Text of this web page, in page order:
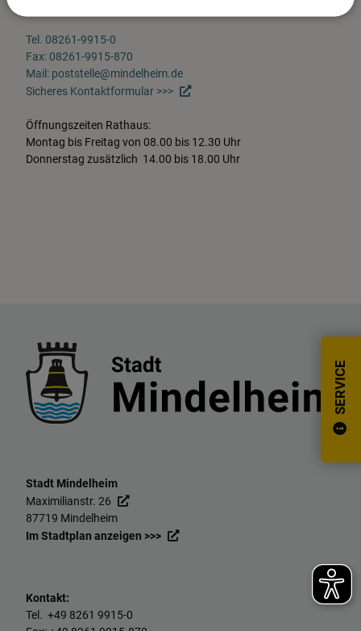
SERVICE
Tel. 08261-9915-0
Fax: 08261-9915-870
Mail: poststelle@mindelheim.de
Sicheres Kontaktformular >>>
Öffnungszeiten Rathaus:
Montag bis Freitag von 08.00 bis 12.30 Uhr
Donnerstag zusätzlich 14.00 bis 18.00 Uhr
Stadt Mindelheim
Maximilianstr. 26
87719 Mindelheim
Im Stadtplan anzeigen >>>
Kontakt:
Tel. +49 8261 9915-0